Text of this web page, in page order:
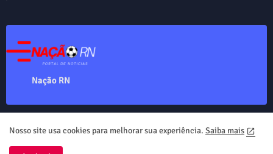
Nação RN
Home About Contact us Privacy Policy
Nosso site usa cookies para melhorar sua experiência. Saiba mais